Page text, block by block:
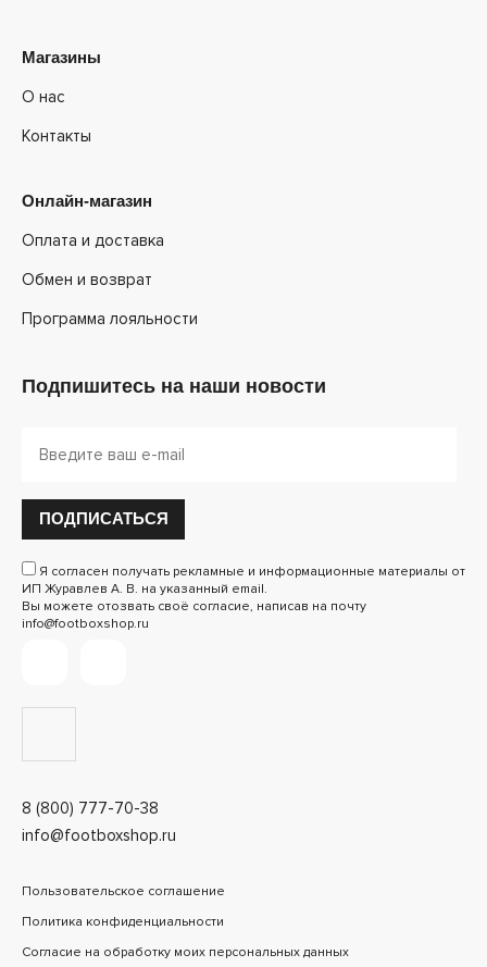
8 (800) 777-70-38
info@footboxshop.ru
Магазины
О нас
Контакты
Онлайн-магазин
Оплата и доставка
Обмен и возврат
Программа лояльности
Подпишитесь на наши новости
ПОДПИСАТЬСЯ
Я согласен получать рекламные и информационные материалы от
ИП Журавлев А. В. на указанный email.
Вы можете отозвать своё согласие, написав на почту
info@footboxshop.ru
Пользовательское соглашение
Политика конфиденциальности
Согласие на обработку моих персональных данных